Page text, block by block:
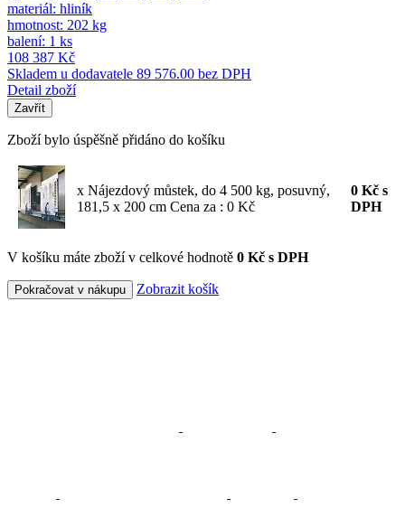
materiál: hliník
hmotnost: 202 kg
balení: 1 ks
108 387 Kč
Skladem u dodavatele 89 576.00 bez DPH
Detail zboží
Zavřít
Zboží bylo úspěšně přidáno do košíku
x Nájezdový můstek, do 4 500 kg, posuvný,
181,5 x 200 cm Cena za : 0 Kč
0 Kč s
DPH
V košíku máte zboží v celkové hodnotě 0 Kč s DPH
Pokračovat v nákupu Zobrazit košík